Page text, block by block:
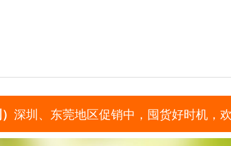
深圳、东莞地区促销中，囤货好时机，